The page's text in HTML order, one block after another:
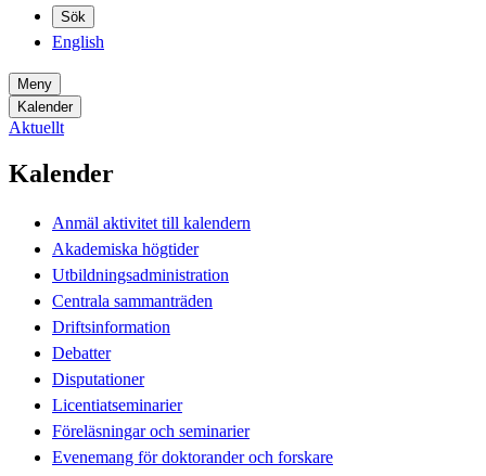
Sök
English
Meny
Kalender
Aktuellt
Kalender
Anmäl aktivitet till kalendern
Akademiska högtider
Utbildningsadministration
Centrala sammanträden
Driftsinformation
Debatter
Disputationer
Licentiatseminarier
Föreläsningar och seminarier
Evenemang för doktorander och forskare